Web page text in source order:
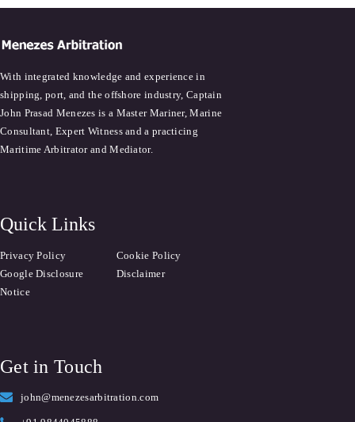
With integrated knowledge and experience in
shipping, port, and the offshore industry, Captain
John Prasad Menezes is a Master Mariner, Marine
Consultant, Expert Witness and a practicing
Maritime Arbitrator and Mediator.
Quick Links
Privacy Policy
Cookie Policy
Google Disclosure
Notice
Disclaimer
Get in Touch
john@menezesarbitration.com